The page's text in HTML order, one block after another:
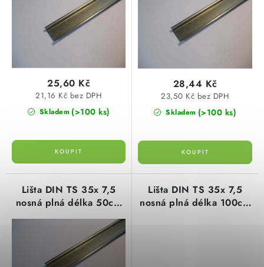
SVÍTIDLA technická
VÝPRODEJ
Položky bez zařazené kategorie dle výrobců
VÁNOCE
Otevírací doba výdejny
Obchodní podmínky
Ochrana osobních údajů
Moje objednávka
ů
t
Skladem (>100 ks)
21,16 Kč bez DPH
25,60 Kč
Skladem (>100 ks)
23,50 Kč bez DPH
28,44 Kč
Lišta DIN TS 35x 7,5
nosná plná délka 50cm
pro umístění přístrojů
Lišta DIN TS 35x 7,5
nosná plná délka 100cm